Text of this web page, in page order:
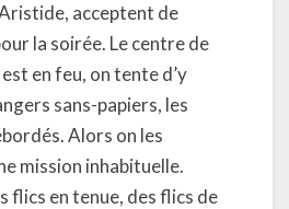
acceptent de
la soirée. Le centre de
en feu, on tente d’y
sans-papiers, les
Alors on les
mission inhabituelle.
flics en tenue, des flics de